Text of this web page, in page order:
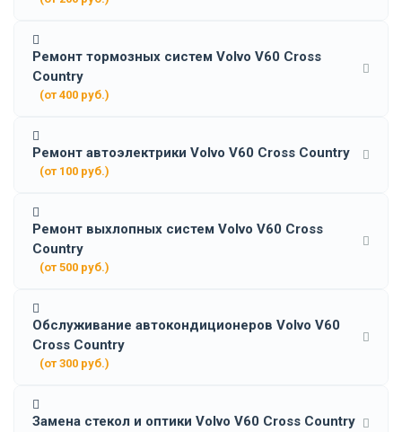
Ремонт тормозных систем Volvo V60 Cross
Country
(от 400 руб.)
Ремонт автоэлектрики Volvo V60 Cross Country
(от 100 руб.)
Ремонт выхлопных систем Volvo V60 Cross
Country
(от 500 руб.)
Обслуживание автокондиционеров Volvo V60
Cross Country
(от 300 руб.)
Замена стекол и оптики Volvo V60 Cross Country